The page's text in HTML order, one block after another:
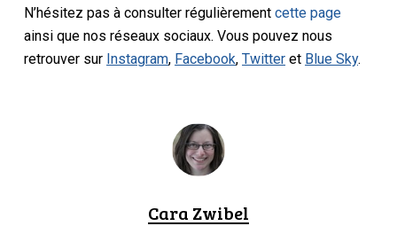
N’hésitez pas à consulter régulièrementcette page
ainsi que nos réseaux sociaux. Vous pouvez nous
retrouver sur Instagram, Facebook,Twitter et Blue Sky.
Cara Zwibel